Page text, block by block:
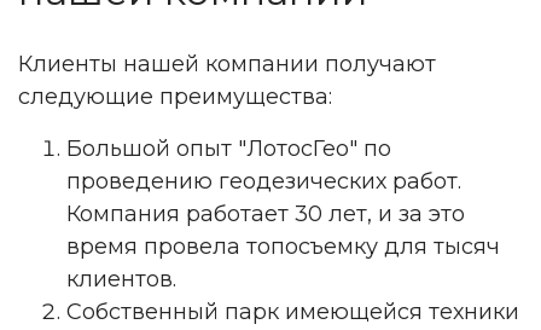
Клиенты нашей компании получают
следующие преимущества:
Большой опыт "ЛотосГео" по
проведению геодезических работ.
Компания работает 30 лет, и за это
время провела топосъемку для тысяч
клиентов.
Собственный парк имеющейся техники